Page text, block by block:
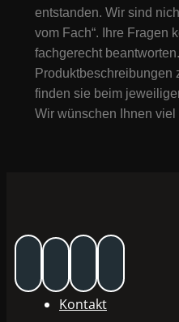
entstanden. Wir sind
vom Fach“. Ihre Fragen
fachgerecht
Produktbeschreibungen
finden sie beim
Wir wünschen Ihnen
Kontakt